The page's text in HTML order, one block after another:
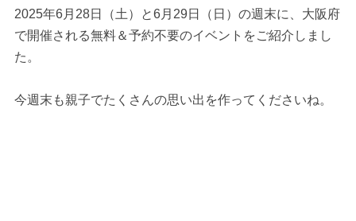
2025年6月28日（土）と6月29日（日）の週末に、大阪府
で開催される無料＆予約不要のイベントをご紹介しまし
た。
今週末も親子でたくさんの思い出を作ってくださいね。